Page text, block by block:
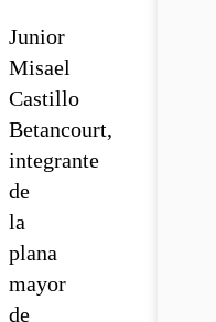
Junior
Misael
Castillo
Betancourt,
integrante
de
la
plana
mayor
de